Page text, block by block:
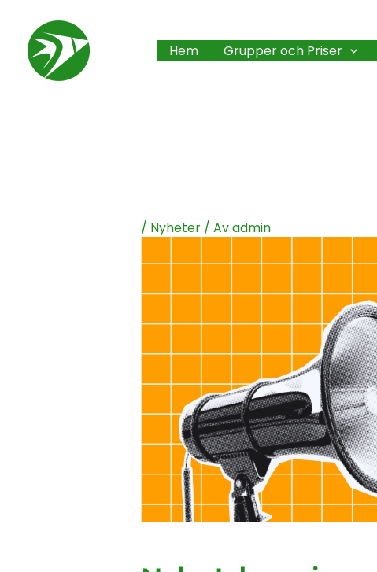
innehåll
Hem Grupper och Priser
/ Nyheter/ Avadmin